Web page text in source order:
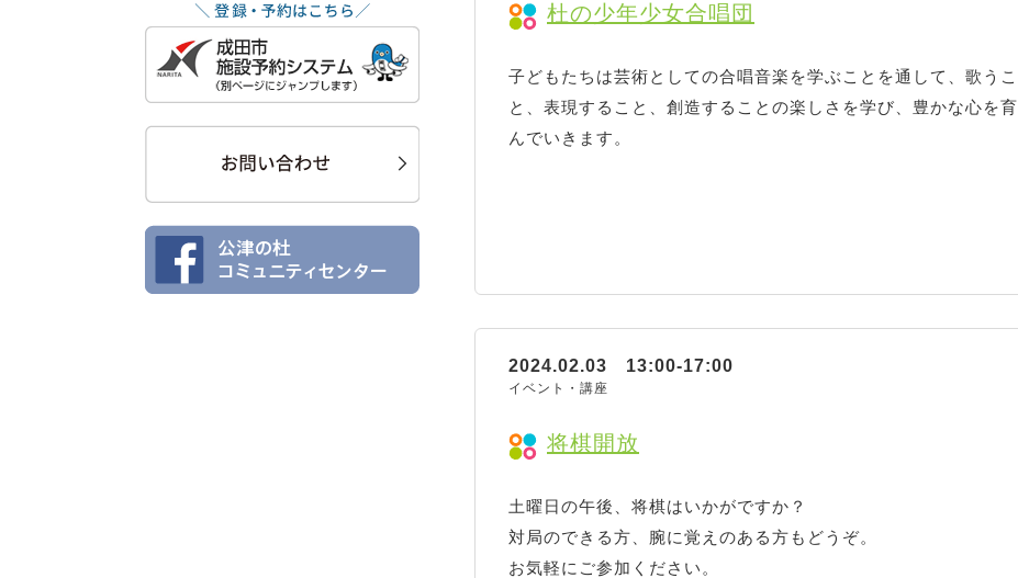
杜の少年少女合唱団
子どもたちは芸術としての合唱音楽を学ぶことを通して、歌うこ
と、表現すること、創造することの楽しさを学び、豊かな心を育
んでいきます。
将棋開放
2024.02.03 13:00-17:00
イベント・講座
土曜日の午後、将棋はいかがですか？
対局のできる方、腕に覚えのある方もどうぞ。
お気軽にご参加ください。